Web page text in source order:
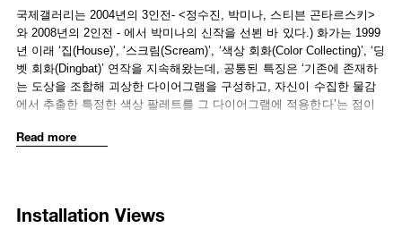
different sized circles on the canvas using the colors yellow, red, blue
and green until the colors become black, or BK. Park's unconventional
working process and inventive approach to painting is shared in her
“dingbat paintings” which began in 2007. The paintings are shaped,
patterned and drawn in candy-bright colors or glittery paints,
transferring dingbat letters and numbers into images that bear any
individual algorithms to create her paintings, but she is already working
within fixed systems of corresponding symbols and images. She is
childhood - marker pens, stickers, and coloring pencils on children's
국제갤러리는 2004년의 3인전- <정수진, 박미나, 스티븐 곤타르스키>
와 2008년의 2인전 - 에서 박미나의 신작을 선뵌 바 있다.) 화가는 1999
년 이래 ‘집(House)’, ‘스크림(Scream)’, ‘색상 회화(Color Collecting)’, ‘딩
벳 회화(Dingbat)’ 연작을 지속해왔는데, 공통된 특징은 ‘기존에 존재하
는 도상을 조합해 괴상한 다이어그램을 구성하고, 자신이 수집한 물감
에서 추출한 특정한 색상 팔레트를 그 다이어그램에 적용한다’는 점이
구·조사 활동을 바탕으로 진행된다. 정보를 수집하고, 재구성하고, 상이
비로소 완성되는 일종의 기호 게임으로 볼 수 있다. 이번 개인전은 크게
Read more
Installation Views